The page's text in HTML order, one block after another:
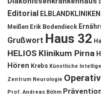
Editorial ELBLANDKLINIKEN
Meißen Erik Bodendieck
Grußwort Haus 32
HELIOS Klinikum Pirna
Hören Krebs Künstliche
Zentrum Neurologie
Prof. Andreas Böhm